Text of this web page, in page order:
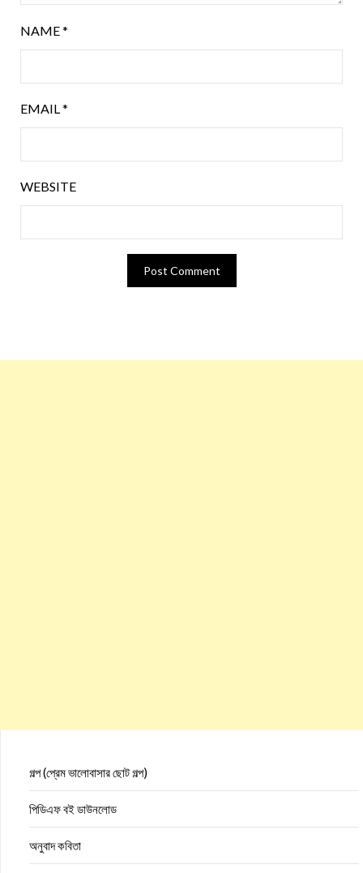
NAME*
EMAIL*
WEBSITE
গল্প (প্রেম ভালোবাসার ছোট গল্প)
পিডিএফ বই ডাউনলোড
অনুবাদ কবিতা